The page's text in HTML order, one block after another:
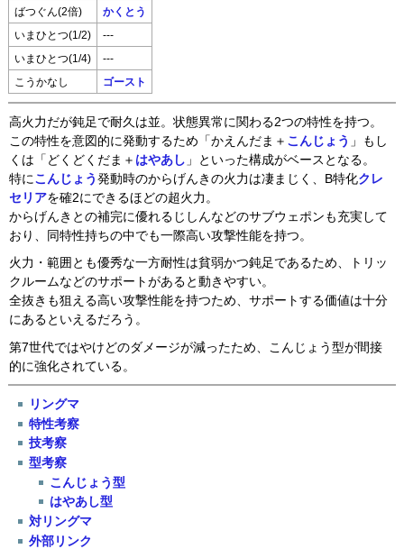
ばつぐん(2倍) かくとう
いまひとつ(1/2) ---
いまひとつ(1/4) ---
こうかなし ゴースト
高火力だが鈍足で耐久は並。状態異常に関わる2つの特性を持つ。
この特性を意図的に発動するため「かえんだま＋ こんじょう 」もし
くは「どくどくだま＋ はやあし 」といった構成がベースとなる。
特に こんじょう発動時のからげんきの火力は凄まじく、B特化クレ
セリアを確2にできるほどの超火力。
からげんきとの補完に優れるじしんなどのサブウェポンも充実して
おり、同特性持ちの中でも一際高い攻撃性能を持つ。
火力・範囲とも優秀な一方耐性は貧弱かつ鈍足であるため、トリッ
クルームなどのサポートがあると動きやすい。
全抜きも狙える高い攻撃性能を持つため、サポートする価値は十分
にあるといえるだろう。
第7世代ではやけどのダメージが減ったため、こんじょう型が間接
的に強化されている。
リングマ
特性考察
技考察
型考察
こんじょう型
はやあし型
対リングマ
外部リンク